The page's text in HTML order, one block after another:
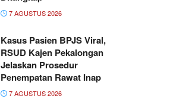
7 AGUSTUS 2026
Kasus Pasien BPJS Viral,
RSUD Kajen Pekalongan
Jelaskan Prosedur
Penempatan Rawat Inap
7 AGUSTUS 2026